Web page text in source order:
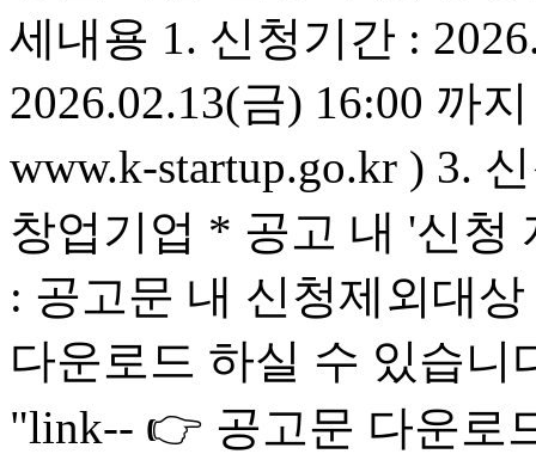
세내용 1. 신청기간 :
2026.02.13(금) 16:00 까
www.k-startup.go.kr ) 3.
창업기업 * 공고 내 '신청
: 공고문 내 신청제외대
다운로드 하실 수 있습
"link-- 👉 공고문 다운로